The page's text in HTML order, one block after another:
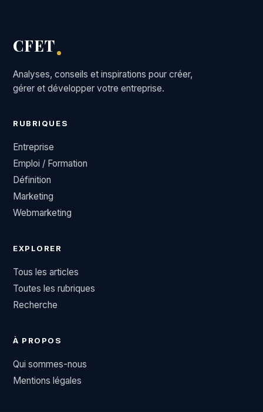
CFET
Analyses, conseils et inspirations pour créer,
gérer et développer votre entreprise.
RUBRIQUES
Entreprise
Emploi / Formation
Définition
Marketing
Webmarketing
EXPLORER
Tous les articles
Toutes les rubriques
Recherche
À PROPOS
Qui sommes-nous
Mentions légales